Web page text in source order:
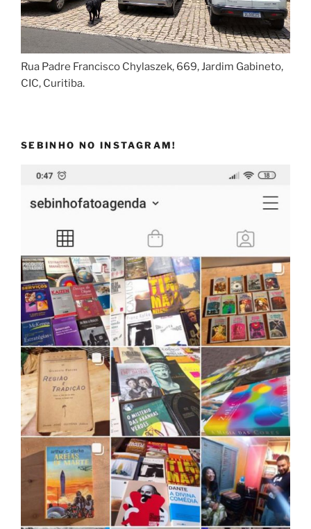
Rua Padre Francisco Chylaszek, 669, Jardim Gabineto,
CIC, Curitiba.
SEBINHO NO INSTAGRAM!